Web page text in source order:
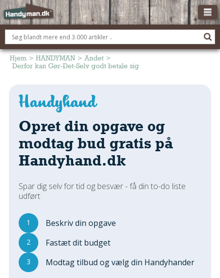
OM HANDYMAN.DK
FÅ 3 TILBUD
TØMRER/SNEDKER
Montage Og Nybyg
Reparation Og Vedligehold
Alt Om Køkkenet
Om Materialer
Andet
Regler Og Love
Udskiftning Og Montage
Om Materialer
Tips Og Tests
Hjem > HANDYMAN > Andet >
Derfor kan Gør-Det-Selv godt betale sig
Opret din opgave og
modtag bud gratis på
Handyhand.dk
Spar dig selv for tid og besvær - få din to-do liste
udført
1 Beskriv din opgave
2 Fastæt dit budget
3 Modtag tilbud og vælg din Handyhander